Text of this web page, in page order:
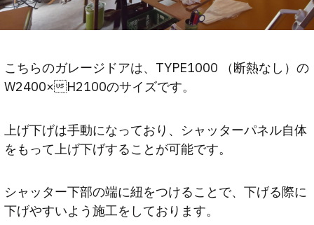
こちらのガレージドアは、TYPE1000 （断熱なし）の
W2400×H2100のサイズです。
上げ下げは手動になっており、シャッターパネル自体
をもって上げ下げすることが可能です。
シャッター下部の端に紐をつけることで、下げる際に
下げやすいよう施工をしております。